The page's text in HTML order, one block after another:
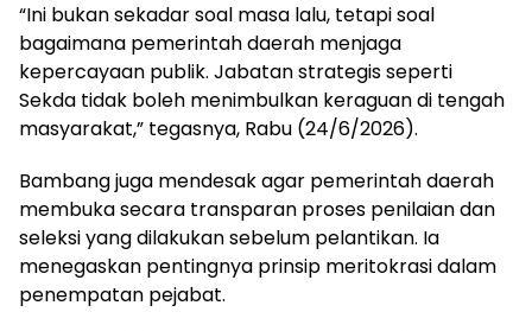
“Ini bukan sekadar soal masa lalu, tetapi soal
bagaimana pemerintah daerah menjaga
kepercayaan publik. Jabatan strategis seperti
Sekda tidak boleh menimbulkan keraguan di tengah
masyarakat,” tegasnya, Rabu (24/6/2026).
Bambang juga mendesak agar pemerintah daerah
membuka secara transparan proses penilaian dan
seleksi yang dilakukan sebelum pelantikan. Ia
menegaskan pentingnya prinsip meritokrasi dalam
penempatan pejabat.